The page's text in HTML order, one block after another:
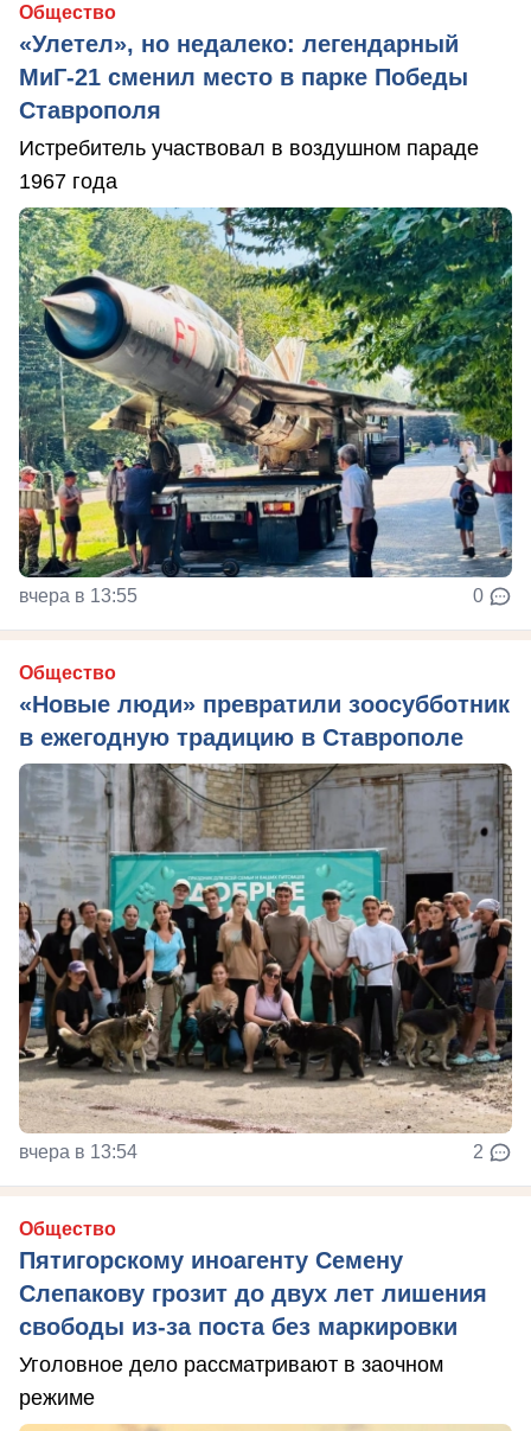
Общество
«Улетел», но недалеко: легендарный
МиГ-21 сменил место в парке Победы
Ставрополя
Истребитель участвовал в воздушном параде
1967 года
вчера в 13:55 0
Общество
«Новые люди» превратили зоосубботник
в ежегодную традицию в Ставрополе
вчера в 13:54 2
Общество
Пятигорскому иноагенту Семену
Слепакову грозит до двух лет лишения
свободы из-за поста без маркировки
Уголовное дело рассматривают в заочном
режиме